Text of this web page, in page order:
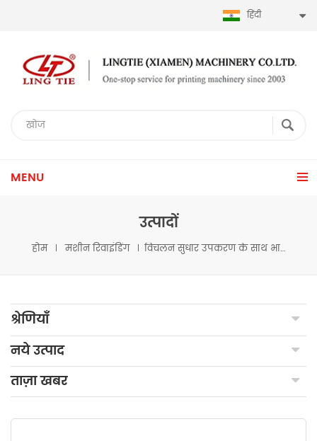
हिंदी
MENU
उत्पादों
होम मशीन रिवाइंडिंग विचलन सुधार उपकरण के साथ भारी शुल्क जंबो रोल रिवाइंडिंग मशीन
श्रेणियाँ
नये उत्पाद
ताज़ा खबर